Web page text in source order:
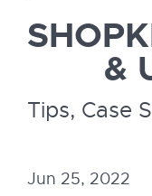
&
Tips, Case
Jun 25, 2022